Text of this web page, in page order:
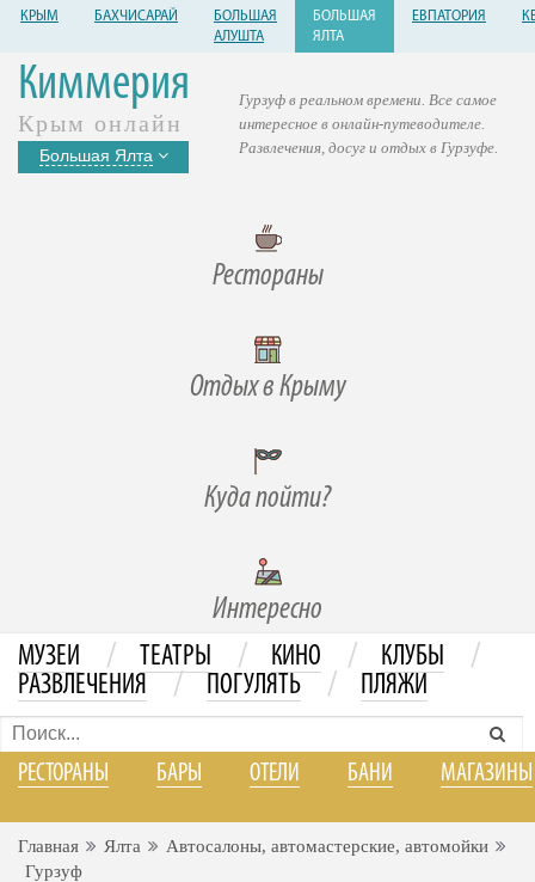
КРЫМ БАХЧИСАРАЙ
БОЛЬШАЯ
АЛУШТА
БОЛЬШАЯ
ЯЛТА
ЕВПАТОРИЯ
Киммерия
Крым онлайн
Большая Ялта
Рестораны
Отдых в Крыму
Куда пойти?
Интересно
Гурзуф в реальном времени. Все самое
интересное в онлайн-путеводителе.
Развлечения, досуг и отдых в Гурзуфе.
МУЗЕИ / ТЕАТРЫ / КИНО / КЛУБЫ /
РАЗВЛЕЧЕНИЯ / ПОГУЛЯТЬ / ПЛЯЖИ
РЕСТОРАНЫ БАРЫ ОТЕЛИ БАНИ МАГАЗИНЫ
Главная Ялта
Автосалоны, автомастерские, автомойки
Гурзуф